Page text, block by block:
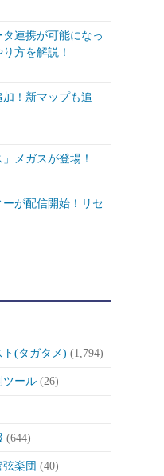
連携が可能になっ
方を解説！
加！新マップも追
メガスが登場！
が配信開始！リセ
(タガタメ) (1,794)
ツール(26)
(644)
楽団 (40)